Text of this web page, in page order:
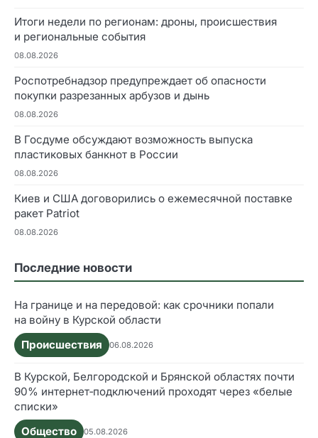
Итоги недели по регионам: дроны, происшествия
и региональные события
08.08.2026
Роспотребнадзор предупреждает об опасности
покупки разрезанных арбузов и дынь
08.08.2026
В Госдуме обсуждают возможность выпуска
пластиковых банкнот в России
08.08.2026
Киев и США договорились о ежемесячной поставке
ракет Patriot
08.08.2026
Последние новости
На границе и на передовой: как срочники попали
на войну в Курской области
Происшествия
06.08.2026
В Курской, Белгородской и Брянской областях почти
90% интернет‑подключений проходят через «белые
списки»
Общество
05.08.2026